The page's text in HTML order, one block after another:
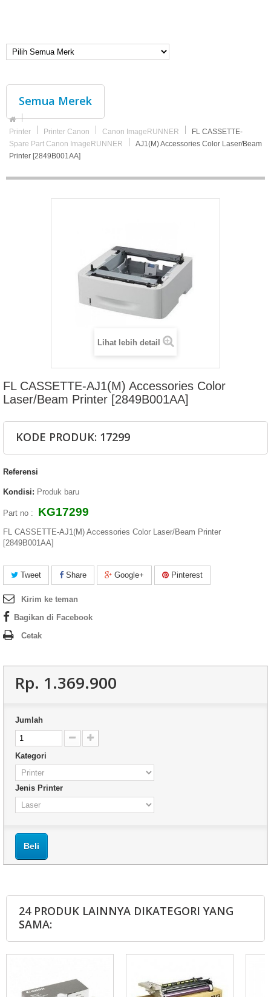
Semua Merek
Printer Printer Canon
Canon ImageRUNNER
Spare Part Canon ImageRUNNER
FL CASSETTE-
AJ1(M) Accessories Color Laser/Beam
Printer [2849B001AA]
Lihat lebih detail
FL CASSETTE-AJ1(M) Accessories Color
Laser/Beam Printer [2849B001AA]
KODE PRODUK: 17299
Referensi
Kondisi: Produk baru
Part no : KG17299
FL CASSETTE-AJ1(M) Accessories Color Laser/Beam Printer
[2849B001AA]
Tweet Share Google+ Pinterest
Kirim ke teman
Bagikan di Facebook
Cetak
Rp‎. 1.369.900
Jumlah
Kategori
Jenis Printer
Beli
24 PRODUK LAINNYA DIKATEGORI YANG
SAMA: